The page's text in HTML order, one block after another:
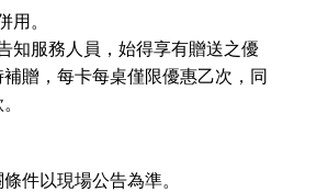
用。
知服務人員，始得享有贈送之優
贈，每卡每桌僅限優惠乙次，同
件以現場公告為準。